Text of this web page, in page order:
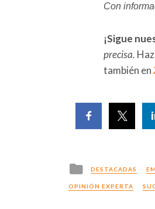
Con
¡Sigue
precisa. Haz
también en
Posted
in
DESTACADAS
OPINIÓN EXPERTA